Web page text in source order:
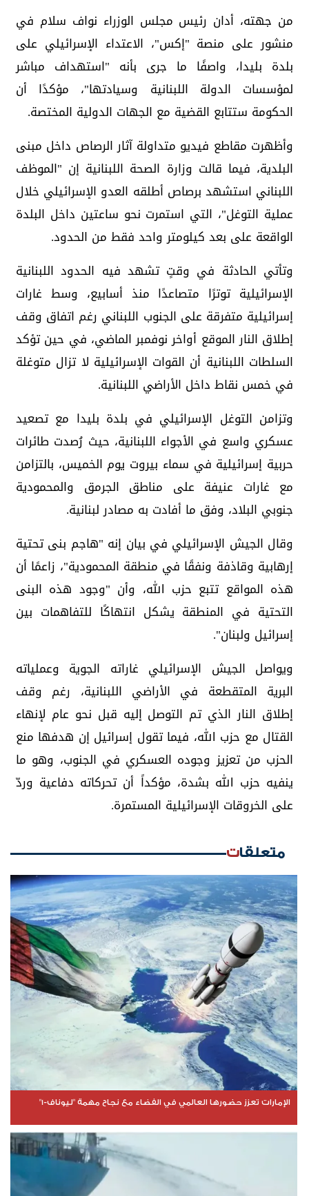
من جهته، أدان رئيس مجلس الوزراء نواف سلام في
منشور على منصة "إكس"، الاعتداء الإسرائيلي على
بلدة بليدا، واصفًا ما جرى بأنه "استهداف مباشر
لمؤسسات الدولة اللبنانية وسيادتها"، مؤكدًا أن
الحكومة ستتابع القضية مع الجهات الدولية المختصة.
وأظهرت مقاطع فيديو متداولة آثار الرصاص داخل مبنى
البلدية، فيما قالت وزارة الصحة اللبنانية إن "الموظف
اللبناني استشهد برصاص أطلقه العدو الإسرائيلي خلال
عملية التوغل"، التي استمرت نحو ساعتين داخل البلدة
الواقعة على بعد كيلومتر واحد فقط من الحدود.
وتأتي الحادثة في وقتٍ تشهد فيه الحدود اللبنانية
الإسرائيلية توترًا متصاعدًا منذ أسابيع، وسط غارات
إسرائيلية متفرقة على الجنوب اللبناني رغم اتفاق وقف
إطلاق النار الموقع أواخر نوفمبر الماضي، في حين تؤكد
السلطات اللبنانية أن القوات الإسرائيلية لا تزال متوغلة
في خمس نقاط داخل الأراضي اللبنانية.
وتزامن التوغل الإسرائيلي في بلدة بليدا مع تصعيد
عسكري واسع في الأجواء اللبنانية، حيث رُصدت طائرات
حربية إسرائيلية في سماء بيروت يوم الخميس، بالتزامن
مع غارات عنيفة على مناطق الجرمق والمحمودية
جنوبي البلاد، وفق ما أفادت به مصادر لبنانية.
وقال الجيش الإسرائيلي في بيان إنه "هاجم بنى تحتية
إرهابية وقاذفة ونفقًا في منطقة المحمودية"، زاعمًا أن
هذه المواقع تتبع حزب الله، وأن "وجود هذه البنى
التحتية في المنطقة يشكل انتهاكًا للتفاهمات بين
إسرائيل ولبنان".
ويواصل الجيش الإسرائيلي غاراته الجوية وعملياته
البرية المتقطعة في الأراضي اللبنانية، رغم وقف
إطلاق النار الذي تم التوصل إليه قبل نحو عام لإنهاء
القتال مع حزب الله، فيما تقول إسرائيل إن هدفها منع
الحزب من تعزيز وجوده العسكري في الجنوب، وهو ما
ينفيه حزب الله بشدة، مؤكداً أن تحركاته دفاعية وردّ
على الخروقات الإسرائيلية المستمرة.
متعلقات
الإمارات تعزز حضورها العالمي في الفضاء مع نجاح مهمة "ليوناف-1"